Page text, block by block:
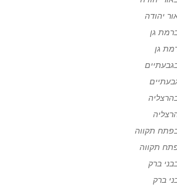
יהודה
גן
גן
בפתח תקווה
פתח תקווה
ברק
ברק